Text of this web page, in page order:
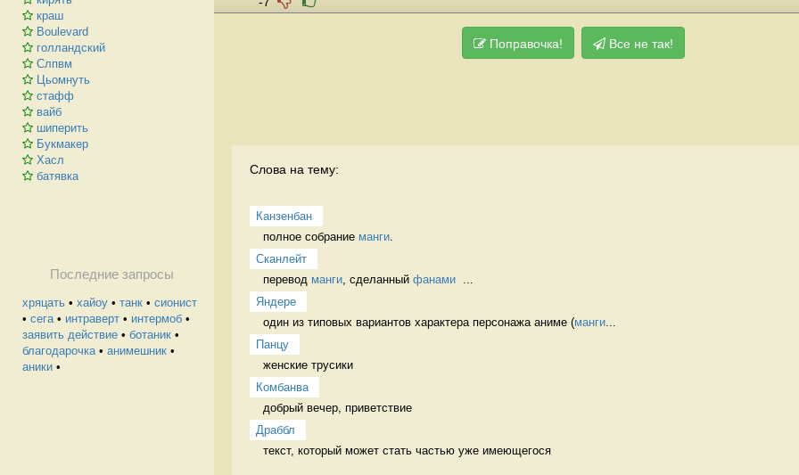
краш
Boulevard
голландский
Слпвм
Цьомнуть
стафф
вайб
шиперить
Букмакер
Хасл
батявка
Последние запросы
хряцать • хайоу • танк • сионист
• сега• интраверт • интермоб •
заявить действие • ботаник •
благодарочка• анимешник •
аники •
Поправочка! Все не так!
Слова на тему:
Канзенбан
полное собрание манги
Сканлейт
перевод манги , сделанный фанами
Яндере
один из типовых вариантов характера персонажа аниме (манги
Панцу
женские трусики
Комбанва
добрый вечер, приветствие
Драббл
текст, который может стать частью уже имеющегося